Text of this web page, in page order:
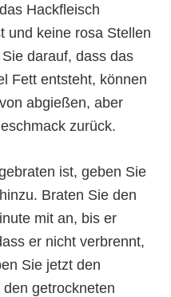
Hackfleisch
und keine rosa Stellen
darauf, dass das
Fett entsteht, können
abgießen, aber
zurück.
ist, geben Sie
Braten Sie den
mit an, bis er
er nicht verbrennt,
Sie jetzt den
getrockneten